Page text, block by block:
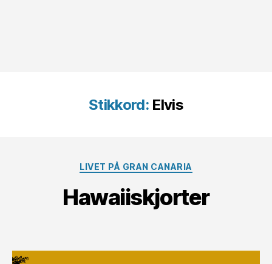
Stikkord: Elvis
Kategorier
LIVET PÅ GRAN CANARIA
Hawaiiskjorter